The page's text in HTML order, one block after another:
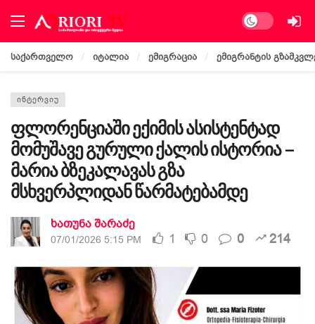
Dark mode
საქართველო იტალია ემიგრაცია ემიგრანტის
ᲘᲜᲢᲔᲠᲕᲘᲣ
ფლორენციაში ექიმის ასისტენტად
მომუშავე გურული ქალის ისტორია –
მარია ბზეკალავას გზა
მსხვერპლიდან წარმატებამდე
ხათუნა შარაძე
07/01/2026 5:15 PM 1 0 0 214